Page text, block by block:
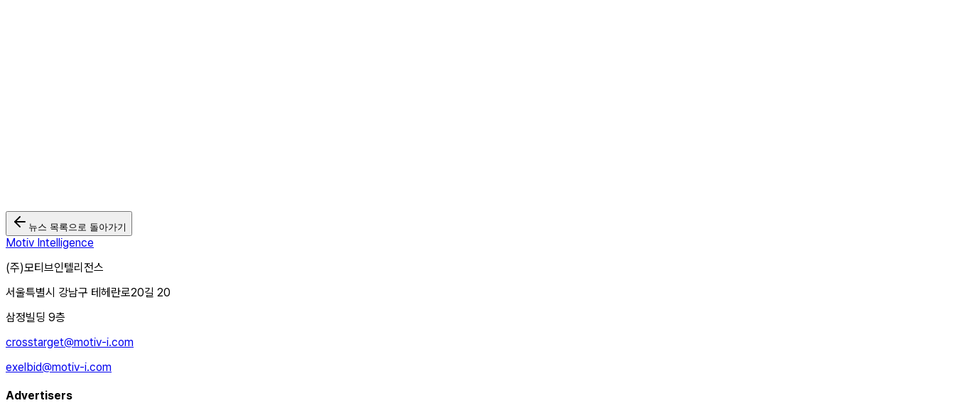
뉴스 목록으로 돌아가기
Motiv Intelligence
(주)모티브인텔리전스
서울특별시 강남구 테헤란로20길 20
삼정빌딩 9층
crosstarget@motiv-i.com
exelbid@motiv-i.com
Advertisers